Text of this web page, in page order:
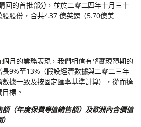
回的首批部分，並於二零二四年十月三十
股份，合共4.37 億英鎊（5.70億美
月的業務表現，我們相信有望實現預期的
9%至13%（假設經濟數據與二零二三年
據一致及按固定匯率基準計算），從而達
標。
（年度保費等值銷售額）及歐洲內含價值